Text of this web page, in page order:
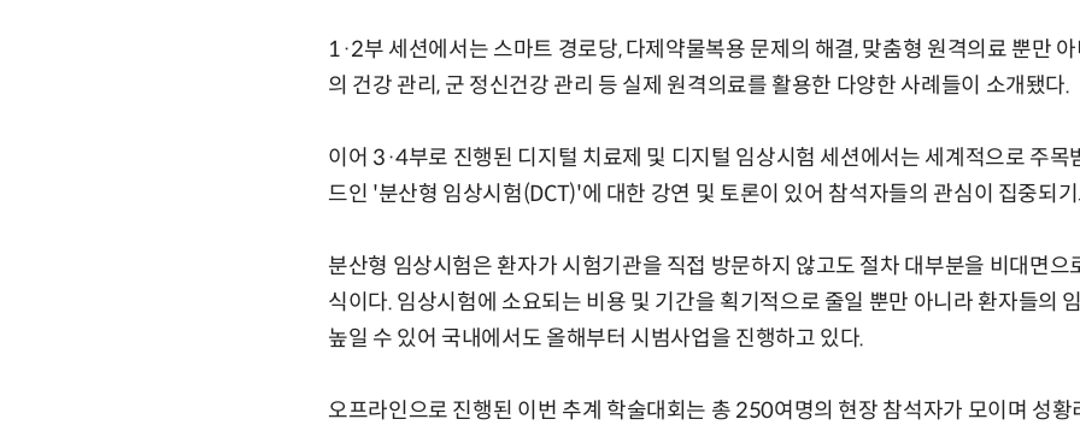
1·2부 세션에서는 스마트 경로당, 다제약물복용 문제의 해결, 맞춤형 원격의료 뿐만
의 건강 관리, 군 정신건강 관리 등 실제 원격의료를 활용한 다양한 사례들이 소개됐다.
이어 3·4부로 진행된 디지털 치료제 및 디지털 임상시험 세션에서는 세계적으로 주목
드인 '분산형 임상시험(DCT)'에 대한 강연 및 토론이 있어 참석자들의 관심이 집중되
분산형 임상시험은 환자가 시험기관을 직접 방문하지 않고도 절차 대부분을 비대면으
식이다. 임상시험에 소요되는 비용 및 기간을 획기적으로 줄일 뿐만 아니라 환자들의
높일 수 있어 국내에서도 올해부터 시범사업을 진행하고 있다.
오프라인으로 진행된 이번 추계 학술대회는 총 250여명의 현장 참석자가 모이며 성황